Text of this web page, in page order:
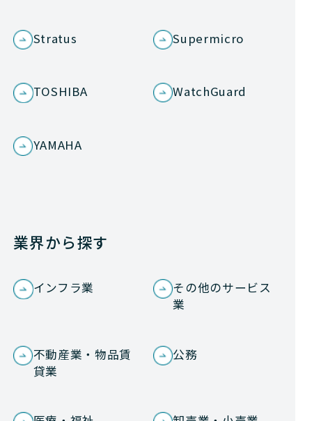
Stratus Supermicro
TOSHIBA WatchGuard
YAMAHA
業界から探す
インフラ業
その他のサービス
業
不動産業・物品賃
貸業
公務